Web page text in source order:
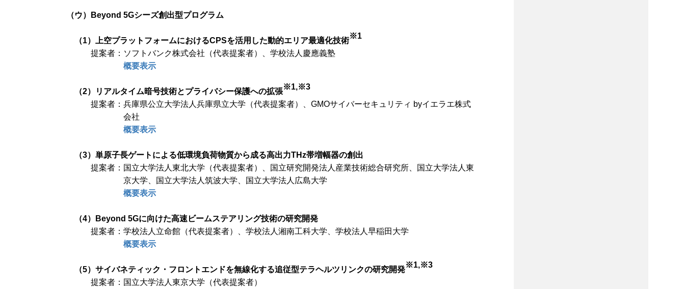
（ウ）Beyond 5Gシーズ創出型プログラム
（1）上空プラットフォームにおけるCPSを活用した動的エリア最適化技術※1
提案者：ソフトバンク株式会社（代表提案者）、学校法人慶應義塾
概要表示
（2）リアルタイム暗号技術とプライバシー保護への拡張※1,※3
提案者：兵庫県公立大学法人兵庫県立大学（代表提案者）、GMOサイバーセキュリティ byイエラエ株式
会社
概要表示
（3）単原子長ゲートによる低環境負荷物質から成る高出力THz帯増幅器の創出
提案者：国立大学法人東北大学（代表提案者）、国立研究開発法人産業技術総合研究所、国立大学法人東
京大学、国立大学法人筑波大学、国立大学法人広島大学
概要表示
（4）Beyond 5Gに向けた高速ビームステアリング技術の研究開発
提案者：学校法人立命館（代表提案者）、学校法人湘南工科大学、学校法人早稲田大学
概要表示
（5）サイバネティック・フロントエンドを無線化する追従型テラヘルツリンクの研究開発※1,※3
提案者：国立大学法人東京大学（代表提案者）